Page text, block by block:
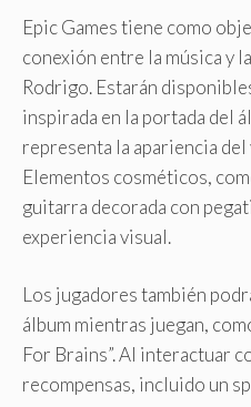
Epic Games tiene como
conexión entre la música y
Rodrigo. Estarán
inspirada en la portada del
representa la apariencia del
Elementos cosméticos,
guitarra decorada con
experiencia visual.
Los jugadores también
álbum mientras juegan,
For Brains”. Al interactuar
recompensas, incluido un